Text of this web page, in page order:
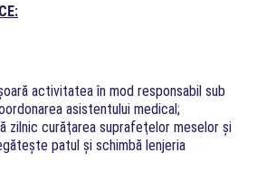
activitatea în mod responsabil sub
asistentului medical;
curăţarea suprafeţelor meselor şi
patul şi schimbă lenjeria